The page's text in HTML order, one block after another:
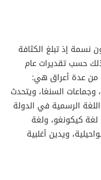
سكانها 67,758,000 مليون نسمة إذ تبلغ الكثافة
حسب تقديرات عام
من عدة أعراق هي:
وجماعات السنغا، ويتحدث
الرسمية في الدولة
كيكونغو، ولغة
ويدين أغلبية